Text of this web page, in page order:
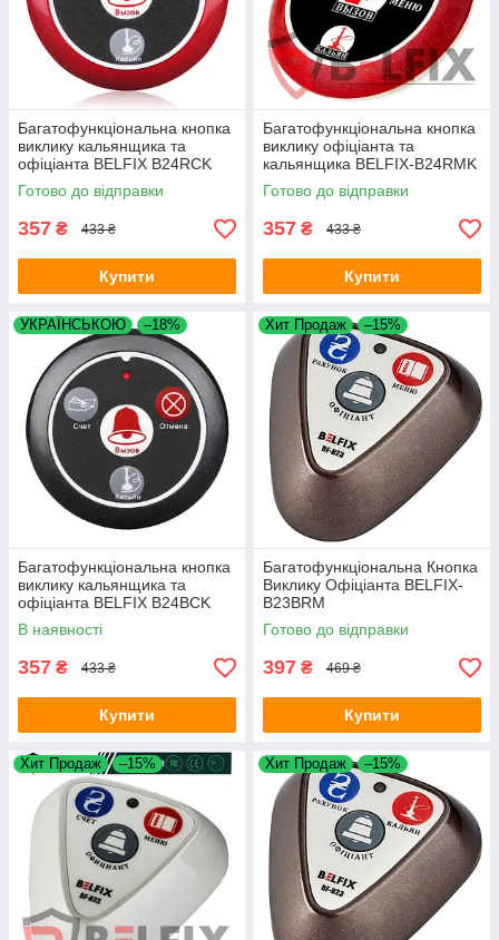
Багатофункціональна кнопка
виклику кальянщика та
офіціанта BELFIX B24RCK
Готово до відправки
357 ₴ 433 ₴
Купити
Багатофункціональна кнопка
виклику офіціанта та
кальянщика BELFIX-B24RMK
Готово до відправки
357 ₴ 433 ₴
Купити
УКРАЇНСЬКОЮ –18%
Багатофункціональна кнопка
виклику кальянщика та
офіціанта BELFIX B24BCK
В наявності
357 ₴ 433 ₴
Купити
Хит Продаж –15%
Багатофункціональна Кнопка
Виклику Офіціанта BELFIX-
B23BRM
Готово до відправки
397 ₴ 469 ₴
Купити
Хит Продаж –15% Хит Продаж –15%